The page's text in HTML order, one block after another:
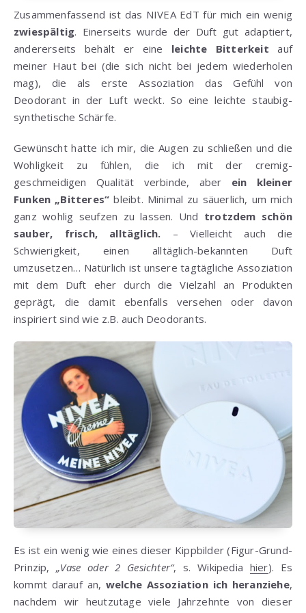
Zusammenfassend ist das NIVEA EdT für mich ein wenig
zwiespältig. Einerseits wurde der Duft gut adaptiert,
andererseits behält er eine leichte Bitterkeit auf
meiner Haut bei (die sich nicht bei jedem wiederholen
mag), die als erste Assoziation das Gefühl von
Deodorant in der Luft weckt. So eine leichte staubig-
synthetische Schärfe.
Gewünscht hatte ich mir, die Augen zu schließen und die
Wohligkeit zu fühlen, die ich mit der cremig-
geschmeidigen Qualität verbinde, aber ein kleiner
Funken „Bitteres“ bleibt. Minimal zu säuerlich, um mich
ganz wohlig seufzen zu lassen. Und trotzdem schön
sauber, frisch, alltäglich. – Vielleicht auch die
Schwierigkeit, einen alltäglich-bekannten Duft
umzusetzen… Natürlich ist unsere tagtägliche Assoziation
mit dem Duft eher durch die Vielzahl an Produkten
geprägt, die damit ebenfalls versehen oder davon
inspiriert sind wie z.B. auch Deodorants.
Es ist ein wenig wie eines dieser Kippbilder (Figur-Grund-
Prinzip,„Vase oder 2 Gesichter“, s. Wikipedia hier). Es
kommt darauf an, welche Assoziation ich heranziehe,
nachdem wir heutzutage viele Jahrzehnte von dieser